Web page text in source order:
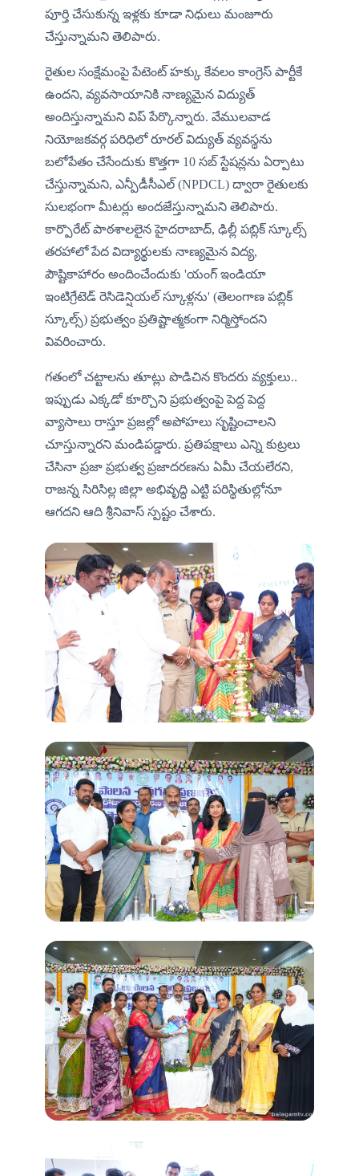
పూర్తి చేసుకున్న ఇళ్లకు కూడా నిధులు మంజూరు
చేస్తున్నామని తెలిపారు.
రైతుల సంక్షేమంపై పేటెంట్ హక్కు కేవలం కాంగ్రెస్ పార్టీకే
ఉందని, వ్యవసాయానికి నాణ్యమైన విద్యుత్
అందిస్తున్నామని విప్ పేర్కొన్నారు. వేములవాడ
నియోజకవర్గ పరిధిలో రూరల్ విద్యుత్ వ్యవస్థను
బలోపేతం చేసేందుకు కొత్తగా 10 సబ్ స్టేషన్లను ఏర్పాటు
చేస్తున్నామని, ఎన్పీడీసీఎల్ (NPDCL) ద్వారా రైతులకు
సులభంగా మీటర్లు అందజేస్తున్నామని తెలిపారు.
కార్పొరేట్ పాఠశాలలైన హైదరాబాద్, ఢిల్లీ పబ్లిక్ స్కూల్స్
తరహాలో పేద విద్యార్థులకు నాణ్యమైన విద్య,
పౌష్టికాహారం అందించేందుకు 'యంగ్ ఇండియా
ఇంటిగ్రేటెడ్ రెసిడెన్షియల్ స్కూళ్లను' (తెలంగాణ పబ్లిక్
స్కూల్స్) ప్రభుత్వం ప్రతిష్టాత్మకంగా నిర్మిస్తోందని
వివరించారు.
గతంలో చట్టాలను తూట్లు పొడిచిన కొందరు వ్యక్తులు..
ఇప్పుడు ఎక్కడో కూర్చొని ప్రభుత్వంపై పెద్ద పెద్ద
వ్యాసాలు రాస్తూ ప్రజల్లో అపోహలు సృష్టించాలని
చూస్తున్నారని మండిపడ్డారు. ప్రతిపక్షాలు ఎన్ని కుట్రలు
చేసినా ప్రజా ప్రభుత్వ ప్రజాదరణను ఏమీ చేయలేరని,
రాజన్న సిరిసిల్ల జిల్లా అభివృద్ధి ఎట్టి పరిస్థితుల్లోనూ
ఆగదని ఆది శ్రీనివాస్ స్పష్టం చేశారు.